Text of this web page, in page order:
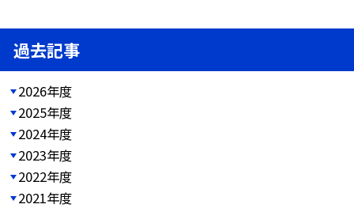
過去記事
2026年度
2025年度
2024年度
2023年度
2022年度
2021年度